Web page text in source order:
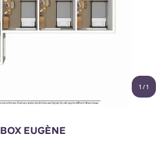
English (US)
maintenant
Deutsch
1 /1
EUGÈNE